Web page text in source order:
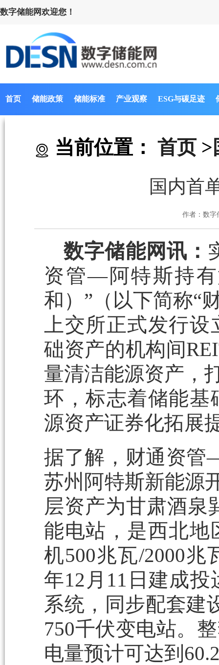
数字储能网欢迎您！
首页 储能政策 储能标准 产业观察 ESG与碳足迹
当前位置： 首页 >
国内首
作者：数字
数字储能网讯：
资管—阿特斯持
和）”（以下简称“
上交所正式发行
础资产的机构间
量清洁能源资产
环，标志着储能基
源资产证券化拓展
据了解，财通资管
苏州阿特斯新能源
层资产为甘肃酒泉
能电站，是西北地
机500兆瓦/2000
年12月11日建成
系统，同步配套建
750千伏变电站。
电量预计可达到